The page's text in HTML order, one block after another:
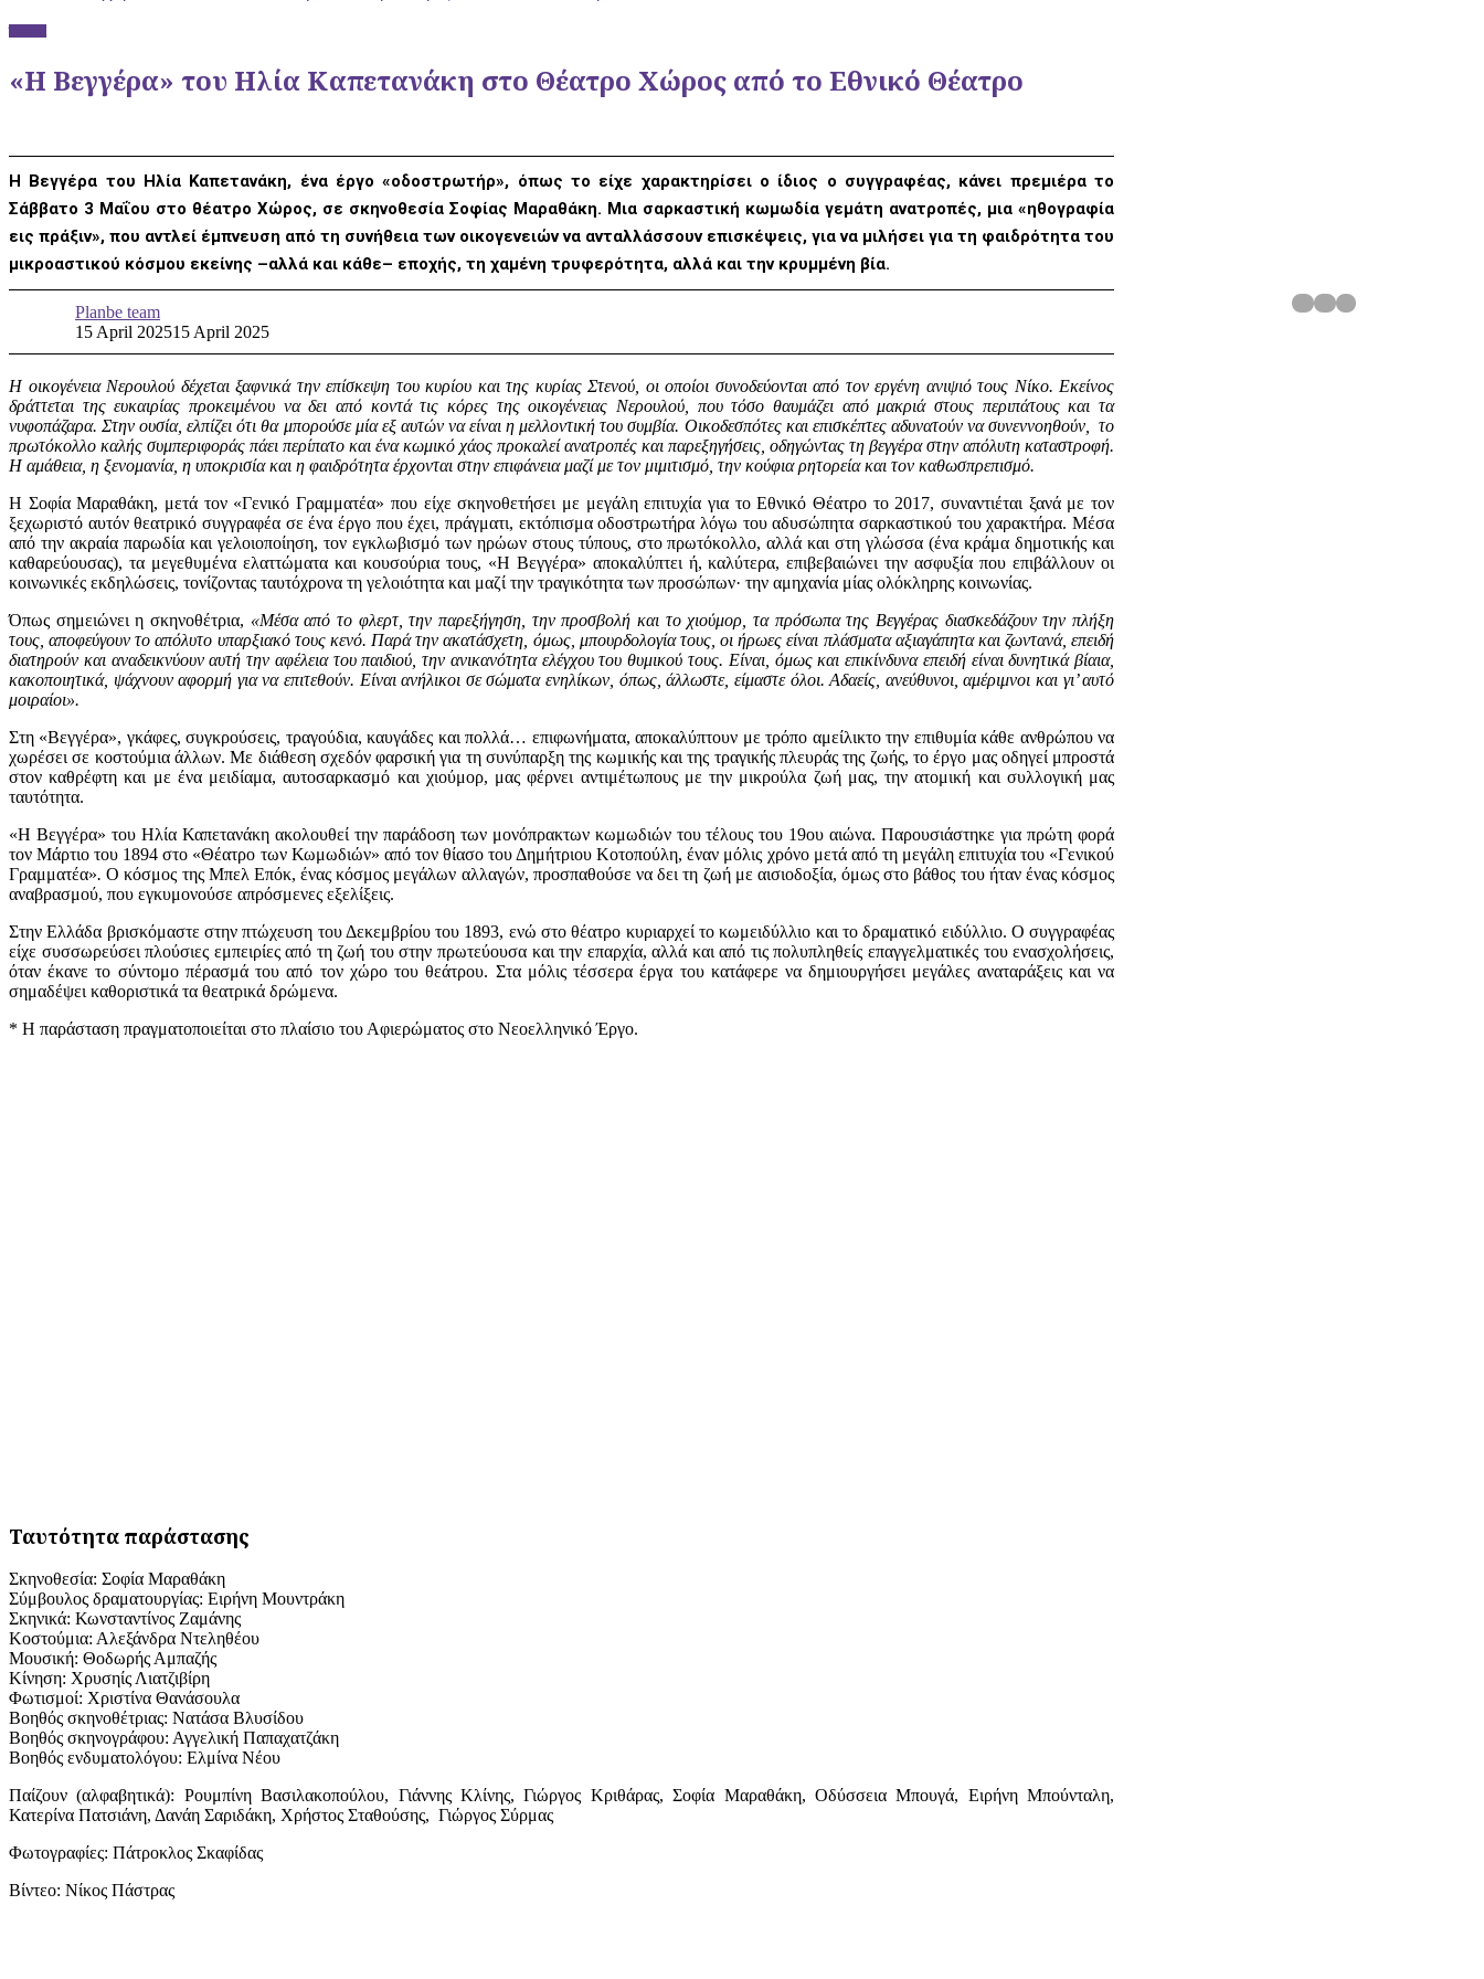
«Η Βεγγέρα» του Ηλία Καπετανάκη στο Θέατρο Χώρος από το Εθνικό Θέατρο
Η Βεγγέρα του Ηλία Καπετανάκη, ένα έργο «οδοστρωτήρ», όπως το είχε χαρακτηρίσει ο ίδιος ο συγγραφέας, κάνει πρεμιέρα το
Σάββατο 3 Μαΐου στο θέατρο Χώρος, σε σκηνοθεσία Σοφίας Μαραθάκη. Μια σαρκαστική κωμωδία γεμάτη ανατροπές, μια «ηθογραφία
εις πράξιν», που αντλεί έμπνευση από τη συνήθεια των οικογενειών να ανταλλάσσουν επισκέψεις, για να μιλήσει για τη φαιδρότητα του
μικροαστικού κόσμου εκείνης –αλλά και κάθε– εποχής, τη χαμένη τρυφερότητα, αλλά και την κρυμμένη βία.
Planbe team
15 April 202515 April 2025
Η οικογένεια Νερουλού δέχεται ξαφνικά την επίσκεψη του κυρίου και της κυρίας Στενού, οι οποίοι συνοδεύονται από τον εργένη ανιψιό τους Νίκο. Εκείνος
δράττεται της ευκαιρίας προκειμένου να δει από κοντά τις κόρες της οικογένειας Νερουλού, που τόσο θαυμάζει από μακριά στους περιπάτους και τα
νυφοπάζαρα. Στην ουσία, ελπίζει ότι θα μπορούσε μία εξ αυτών να είναι η μελλοντική του συμβία. Οικοδεσπότες και επισκέπτες αδυνατούν να συνεννοηθούν, το
πρωτόκολλο καλής συμπεριφοράς πάει περίπατο και ένα κωμικό χάος προκαλεί ανατροπές και παρεξηγήσεις, οδηγώντας τη βεγγέρα στην απόλυτη καταστροφή.
Η αμάθεια, η ξενομανία, η υποκρισία και η φαιδρότητα έρχονται στην επιφάνεια μαζί με τον μιμιτισμό, την κούφια ρητορεία και τον καθωσπρεπισμό.
Η Σοφία Μαραθάκη, μετά τον «Γενικό Γραμματέα» που είχε σκηνοθετήσει με μεγάλη επιτυχία για το Εθνικό Θέατρο το 2017, συναντιέται ξανά με τον
ξεχωριστό αυτόν θεατρικό συγγραφέα σε ένα έργο που έχει, πράγματι, εκτόπισμα οδοστρωτήρα λόγω του αδυσώπητα σαρκαστικού του χαρακτήρα. Μέσα
από την ακραία παρωδία και γελοιοποίηση, τον εγκλωβισμό των ηρώων στους τύπους, στο πρωτόκολλο, αλλά και στη γλώσσα (ένα κράμα δημοτικής και
καθαρεύουσας), τα μεγεθυμένα ελαττώματα και κουσούρια τους, «Η Βεγγέρα» αποκαλύπτει ή, καλύτερα, επιβεβαιώνει την ασφυξία που επιβάλλουν οι
κοινωνικές εκδηλώσεις, τονίζοντας ταυτόχρονα τη γελοιότητα και μαζί την τραγικότητα των προσώπων· την αμηχανία μίας ολόκληρης κοινωνίας.
Όπως σημειώνει η σκηνοθέτρια, «Μέσα από το φλερτ, την παρεξήγηση, την προσβολή και το χιούμορ, τα πρόσωπα της Βεγγέρας διασκεδάζουν την πλήξη
τους, αποφεύγουν το απόλυτο υπαρξιακό τους κενό. Παρά την ακατάσχετη, όμως, μπουρδολογία τους, οι ήρωες είναι πλάσματα αξιαγάπητα και ζωντανά, επειδή
διατηρούν και αναδεικνύουν αυτή την αφέλεια του παιδιού, την ανικανότητα ελέγχου του θυμικού τους. Είναι, όμως και επικίνδυνα επειδή είναι δυνητικά βίαια,
κακοποιητικά, ψάχνουν αφορμή για να επιτεθούν. Είναι ανήλικοι σε σώματα ενηλίκων, όπως, άλλωστε, είμαστε όλοι. Αδαείς, ανεύθυνοι, αμέριμνοι και γι’ αυτό
μοιραίοι».
Στη «Βεγγέρα», γκάφες, συγκρούσεις, τραγούδια, καυγάδες και πολλά… επιφωνήματα, αποκαλύπτουν με τρόπο αμείλικτο την επιθυμία κάθε ανθρώπου να
χωρέσει σε κοστούμια άλλων. Με διάθεση σχεδόν φαρσική για τη συνύπαρξη της κωμικής και της τραγικής πλευράς της ζωής, το έργο μας οδηγεί μπροστά
στον καθρέφτη και με ένα μειδίαμα, αυτοσαρκασμό και χιούμορ, μας φέρνει αντιμέτωπους με την μικρούλα ζωή μας, την ατομική και συλλογική μας
ταυτότητα.
«Η Βεγγέρα» του Ηλία Καπετανάκη ακολουθεί την παράδοση των μονόπρακτων κωμωδιών του τέλους του 19ου αιώνα. Παρουσιάστηκε για πρώτη φορά
τον Μάρτιο του 1894 στο «Θέατρο των Κωμωδιών» από τον θίασο του Δημήτριου Κοτοπούλη, έναν μόλις χρόνο μετά από τη μεγάλη επιτυχία του «Γενικού
Γραμματέα».Ο κόσμος της Μπελ Επόκ, ένας κόσμος μεγάλων αλλαγών, προσπαθούσε να δει τη ζωή με αισιοδοξία, όμως στο βάθος του ήταν ένας κόσμος
αναβρασμού, που εγκυμονούσε απρόσμενες εξελίξεις.
Στην Ελλάδα βρισκόμαστε στην πτώχευση του Δεκεμβρίου του 1893, ενώ στο θέατρο κυριαρχεί το κωμειδύλλιο και το δραματικό ειδύλλιο. Ο συγγραφέας
είχε συσσωρεύσει πλούσιες εμπειρίες από τη ζωή του στην πρωτεύουσα και την επαρχία, αλλά και από τις πολυπληθείς επαγγελματικές του ενασχολήσεις,
όταν έκανε το σύντομο πέρασμά του από τον χώρο του θεάτρου. Στα μόλις τέσσερα έργα του κατάφερε να δημιουργήσει μεγάλες αναταράξεις και να
σημαδέψει καθοριστικά τα θεατρικά δρώμενα.
* Η παράσταση πραγματοποιείται στο πλαίσιο του Αφιερώματος στο Νεοελληνικό Έργο.
Ταυτότητα παράστασης
Σκηνοθεσία: Σοφία Μαραθάκη
Σύμβουλος δραματουργίας: Ειρήνη Μουντράκη
Σκηνικά: Κωνσταντίνος Ζαμάνης
Κοστούμια: Αλεξάνδρα Ντεληθέου
Μουσική: Θοδωρής Αμπαζής
Κίνηση: Χρυσηίς Λιατζιβίρη
Φωτισμοί: Χριστίνα Θανάσουλα
Βοηθός σκηνοθέτριας: Νατάσα Βλυσίδου
Βοηθός σκηνογράφου: Αγγελική Παπαχατζάκη
Βοηθός ενδυματολόγου: Ελμίνα Νέου
Παίζουν (αλφαβητικά): Ρουμπίνη Βασιλακοπούλου, Γιάννης Κλίνης, Γιώργος Κριθάρας, Σοφία Μαραθάκη, Οδύσσεια Μπουγά, Ειρήνη Μπούνταλη,
Κατερίνα Πατσιάνη, Δανάη Σαριδάκη, Χρήστος Σταθούσης, Γιώργος Σύρμας
Φωτογραφίες: Πάτροκλος Σκαφίδας
Βίντεο: Νίκος Πάστρας